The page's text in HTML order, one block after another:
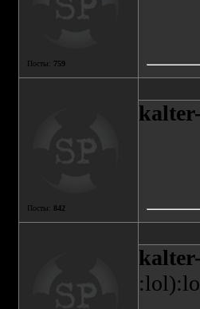
Посты: 759
Посты: 842